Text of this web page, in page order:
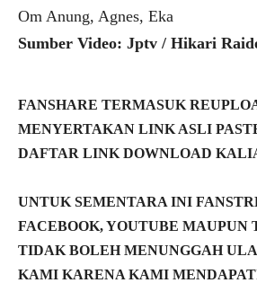
Om Anung, Agnes, Eka
Sumber Video: Jptv / Hikari
FANSHARE TERMASUK
MENYERTAKAN LINK ASLI
DAFTAR LINK DOWNLOAD
UNTUK SEMENTARA INI
FACEBOOK, YOUTUBE MAUPUN
TIDAK BOLEH MENUNGGAH
KAMI KARENA KAMI